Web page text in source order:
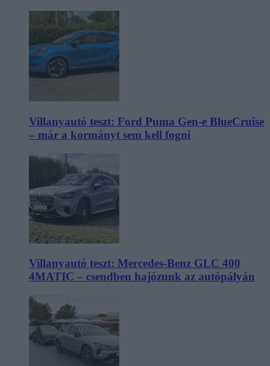
Villanyautó teszt: Ford Puma Gen-e BlueCruise
– már a kormányt sem kell fogni
Villanyautó teszt: Mercedes-Benz GLC 400
4MATIC – csendben hajózunk az autópályán